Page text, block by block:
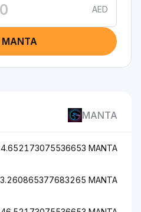
AED
MANTA
MANTA
4.652173075536653 MANTA
MANTA